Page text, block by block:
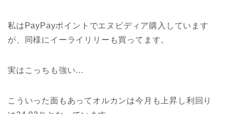
私はPayPayポイントでエヌビディア購入しています
が、同様にイーライリリーも買ってます。
実はこっちも強い…
こういった面もあってオルカンは今月も上昇し利回り